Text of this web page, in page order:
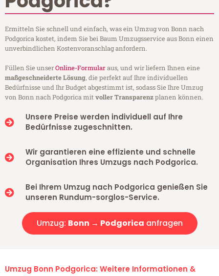
Ermitteln Sie schnell und einfach, was ein Umzug von Bonn nach
Podgorica kostet, indem Sie bei Baum Umzugsservice aus Bonn einen
unverbindlichen Kostenvoranschlag anfordern.
Füllen Sie unserOnline-Formularaus, und wir liefern Ihnen eine
maßgeschneiderte Lösung, die perfekt auf Ihre individuellen
Bedürfnisse und Ihr Budget abgestimmt ist, sodass Sie Ihre Umzug
von Bonn nach Podgorica mitvoller Transparenzplanen können.
Unsere Preise werden individuell auf Ihre
Bedürfnisse zugeschnitten.
Wir garantieren eine effiziente und schnelle
Organisation Ihres Umzugs nach Podgorica.
Bei Ihrem Umzug nach Podgorica genießen Sie
unseren Rundum-sorglos-Service.
Umzug: Bonn → Podgorica anfragen
Umzug Bonn Podgorica: Weitere Informationen &